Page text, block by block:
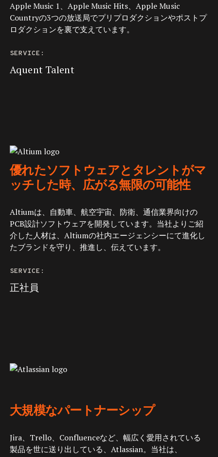
Apple Music 1、Apple Music Hits、Apple Music
Countryの3つの放送局でプリプロダクションやポストプ
ロダクションを裏で支えています。
SERVICE:
Aquent Talent
優れたソフトウェアとタレントがマ
ッチした時、広がる無限の可能性
Altiumは、自動車、航空宇宙、防衛、通信業界向けの
PCB設計ソフトウェアを開発しています。当社よりご紹
介した人材は、Altiumの社内エージェンシーにて進化し
たブランドを守り、推進し、伝えています。
SERVICE:
正社員
大規模なパートナーシップ
Jira、Trello、Confluenceなど、幅広く愛用されている
製品を世に送り出している、Atlassian。当社は、